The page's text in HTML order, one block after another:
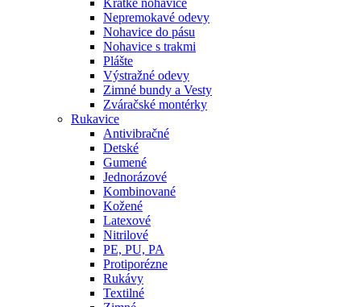
Krátke nohavice
Nepremokavé odevy
Nohavice do pásu
Nohavice s trakmi
Plášte
Výstražné odevy
Zimné bundy a Vesty
Zváračské montérky
Rukavice
Antivibračné
Detské
Gumené
Jednorázové
Kombinované
Kožené
Latexové
Nitrilové
PE, PU, PA
Protiporézne
Rukávy
Textilné